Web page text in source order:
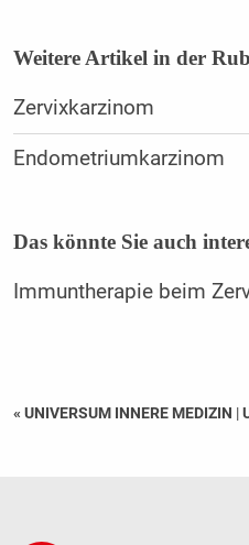
Weitere Artikel in der
Zervixkarzinom
Endometriumkarzinom
Das könnte Sie auch
Immuntherapie beim
« UNIVERSUM INNERE MEDIZIN |